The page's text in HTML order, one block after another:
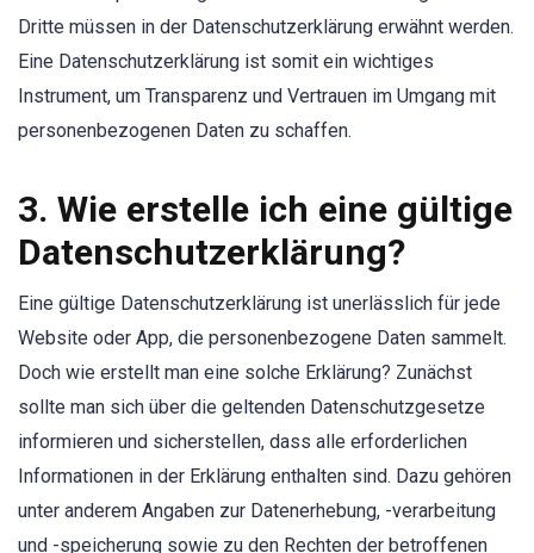
Dritte müssen in der Datenschutzerklärung erwähnt werden.
Eine Datenschutzerklärung ist somit ein wichtiges
Instrument, um Transparenz und Vertrauen im Umgang mit
personenbezogenen Daten zu schaffen.
3. Wie erstelle ich eine gültige
Datenschutzerklärung?
Eine gültige Datenschutzerklärung ist unerlässlich für jede
Website oder App, die personenbezogene Daten sammelt.
Doch wie erstellt man eine solche Erklärung? Zunächst
sollte man sich über die geltenden Datenschutzgesetze
informieren und sicherstellen, dass alle erforderlichen
Informationen in der Erklärung enthalten sind. Dazu gehören
unter anderem Angaben zur Datenerhebung, -verarbeitung
und -speicherung sowie zu den Rechten der betroffenen